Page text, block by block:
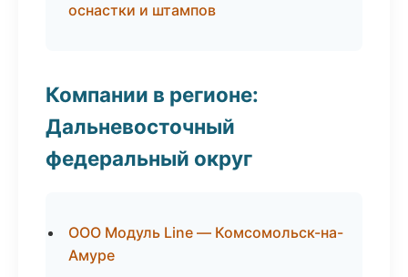
оснастки и штампов
Компании в регионе:
Дальневосточный
федеральный округ
ООО Модуль Line — Комсомольск-на-
Амуре